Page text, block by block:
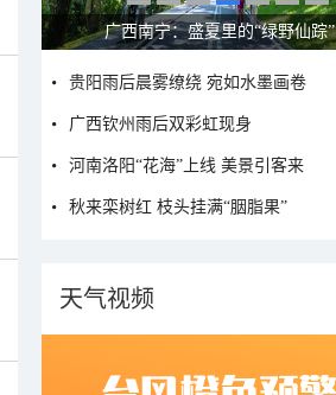
广西南宁：盛夏里的“绿野仙踪”
贵阳雨后晨雾缭绕 宛如水墨画卷
广西钦州雨后双彩虹现身
河南洛阳“花海”上线 美景引客来
秋来栾树红 枝头挂满“胭脂果”
天气视频